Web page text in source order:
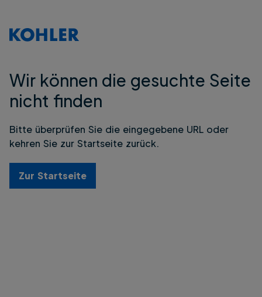
Wir können die gesuchte Seite
nicht finden
Bitte überprüfen Sie die eingegebene URL oder
kehren Sie zur Startseite zurück.
Zur Startseite